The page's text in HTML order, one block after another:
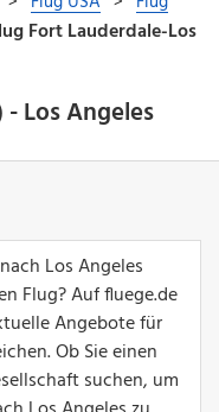
- Los Angeles
Los Angeles
Flug? Auf fluege.de
Angebote für
Ob Sie einen
suchen, um